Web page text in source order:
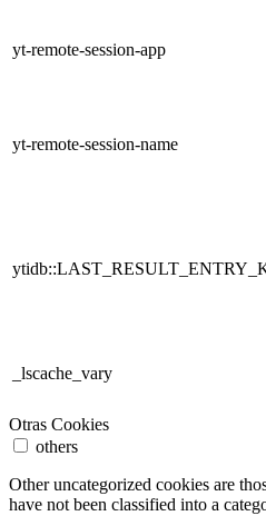
yt-remote-session-app
yt-remote-session-name
_lscache_vary
Otras Cookies
others
Other uncategorized cookies are
have not been classified into a